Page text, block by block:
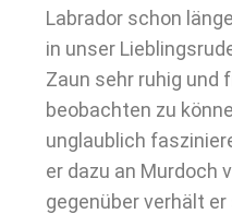
Labrador schon
in unser
Zaun sehr ruhig und
beobachten zu
unglaublich
er dazu an Murdoch
gegenüber verhält